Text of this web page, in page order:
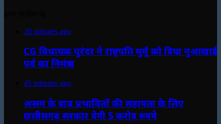
20 minutes ago
CG विधायक पुरंदर ने राष्ट्रपति मुर्मू को दिया नुआखाई
पर्व का निमंत्रण
45 minutes ago
असम के बाढ़ प्रभावितों की सहायता के लिए
छत्तीसगढ़ सरकार देगी 5 करोड़ रुपये